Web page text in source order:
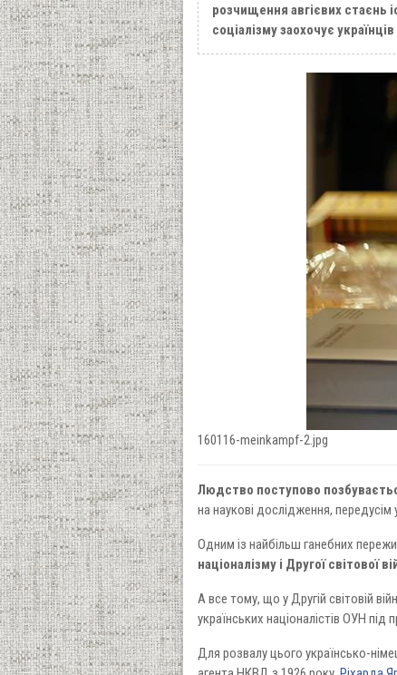
розчищення авгієвих стаєнь
соціалізму заохочує
160116-meinkampf-2.jpg
Людство поступово
на наукові дослідження, передусім
Одним із найбільш ганебних
націоналізму і Другої світової
А все тому, що у Другій світовій
українських націоналістів ОУН
Для розвалу цього українсько-